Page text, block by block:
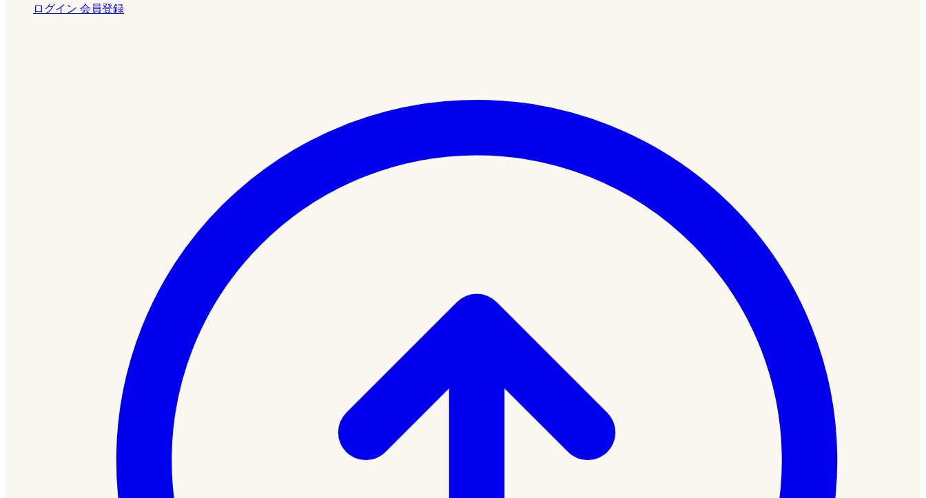
ログイン 会員登録